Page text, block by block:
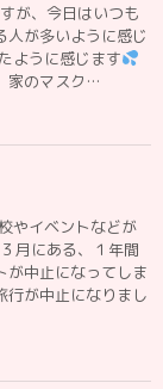
が、今日はいつも
人が多いように感じ
ように感じます
家のマスク…
やイベントなどが
月にある、１年間
が中止になってしま
行が中止になりまし